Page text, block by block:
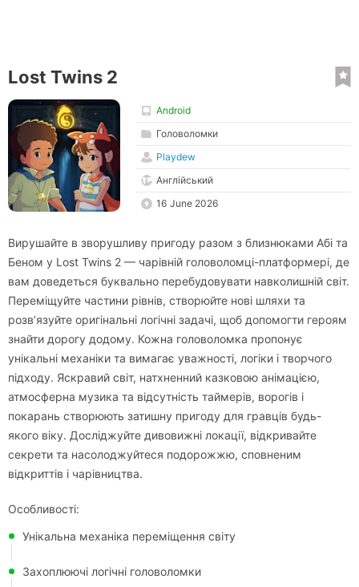
Lost Twins 2
Android
Головоломки
Playdew
Англійський
16 June 2026
Вирушайте в зворушливу пригоду разом з близнюками Абі та
Беном у Lost Twins 2 — чарівній головоломці-платформері, де
вам доведеться буквально перебудовувати навколишній світ.
Переміщуйте частини рівнів, створюйте нові шляхи та
розв’язуйте оригінальні логічні задачі, щоб допомогти героям
знайти дорогу додому. Кожна головоломка пропонує
унікальні механіки та вимагає уважності, логіки і творчого
підходу. Яскравий світ, натхненний казковою анімацією,
атмосферна музика та відсутність таймерів, ворогів і
покарань створюють затишну пригоду для гравців будь-
якого віку. Досліджуйте дивовижні локації, відкривайте
секрети та насолоджуйтеся подорожжю, сповненим
відкриттів і чарівництва.
Особливості:
Унікальна механіка переміщення світу
Захоплюючі логічні головоломки